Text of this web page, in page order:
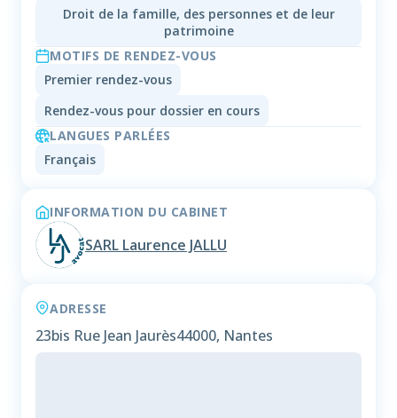
Droit de la famille, des personnes et de leur
patrimoine
MOTIFS DE RENDEZ-VOUS
Premier rendez-vous
Rendez-vous pour dossier en cours
LANGUES PARLÉES
Français
INFORMATION DU CABINET
SARL Laurence JALLU
ADRESSE
23bis Rue Jean Jaurès44000, Nantes